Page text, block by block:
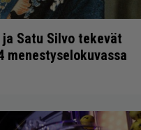
ja Satu Silvo tekevät
menestyselokuvassa